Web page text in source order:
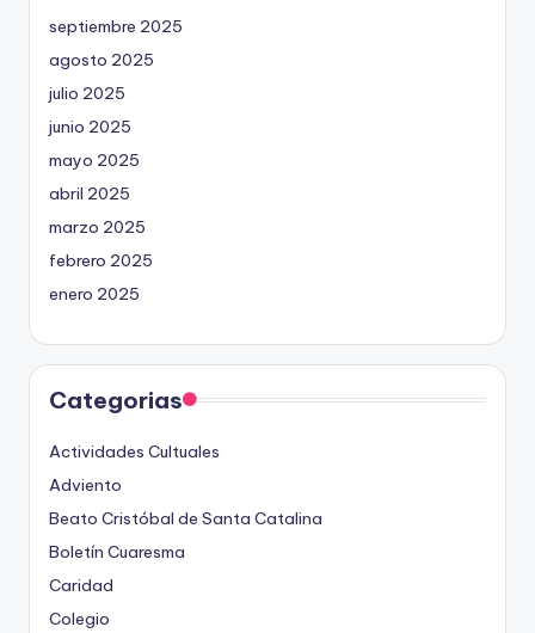
septiembre 2025
agosto 2025
julio 2025
junio 2025
mayo 2025
abril 2025
marzo 2025
febrero 2025
enero 2025
Categorias
Actividades Cultuales
Adviento
Beato Cristóbal de Santa Catalina
Boletín Cuaresma
Caridad
Colegio